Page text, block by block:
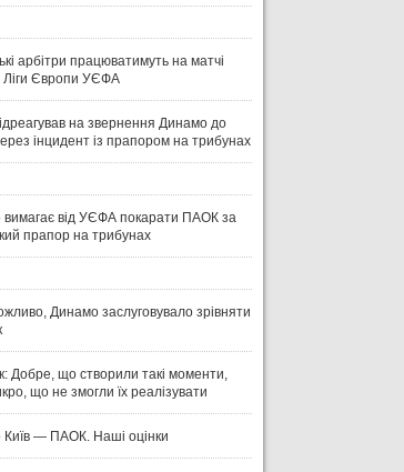
арбітри працюватимуть на матчі
Ліги Європи УЄФА
на звернення Динамо до
інцидент із прапором на трибунах
від УЄФА покарати ПАОК за
прапор на трибунах
Динамо заслуговувало зрівняти
Добре, що створили такі моменти,
що не змогли їх реалізувати
— ПАОК. Наші оцінки